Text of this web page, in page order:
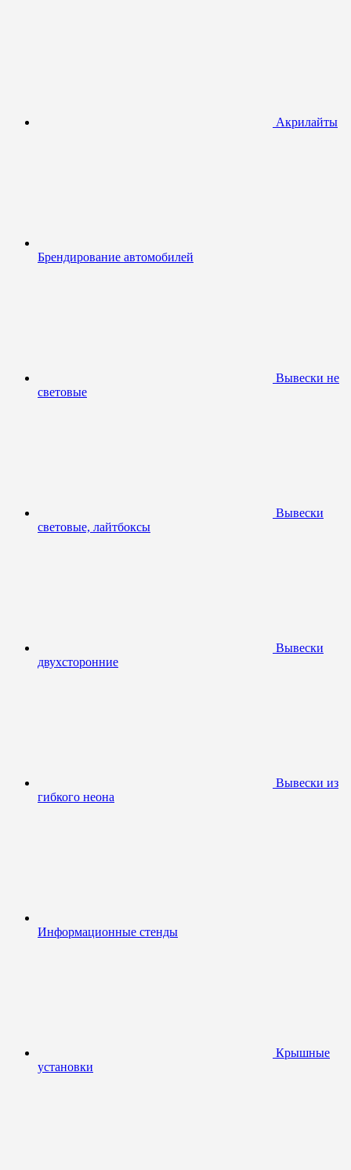
Акрилайты
Брендирование автомобилей
Вывески не
световые
Вывески
световые, лайтбоксы
Вывески
двухсторонние
Вывески из
гибкого неона
Информационные стенды
Крышные
установки